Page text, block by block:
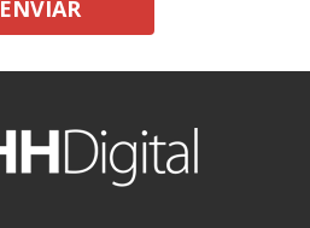
ENVIAR